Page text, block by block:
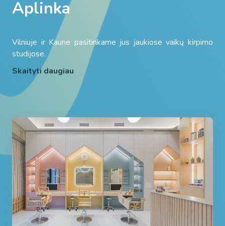
Aplinka
Vilniuje ir Kaune pasitinkame jus jaukiose vaikų kirpimo
studijose.
Skaityti daugiau